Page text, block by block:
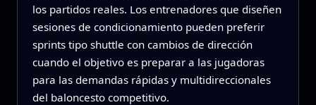
los partidos reales. Los entrenadores que diseñen
sesiones de condicionamiento pueden preferir
sprints tipo shuttle con cambios de dirección
cuando el objetivo es preparar a las jugadoras
para las demandas rápidas y multidireccionales
del baloncesto competitivo.